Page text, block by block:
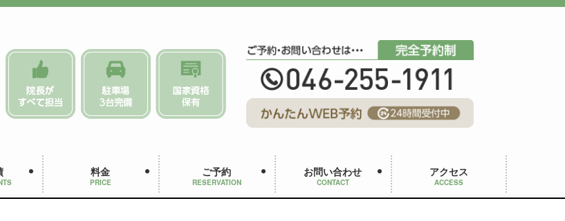
料金
PRICE
ご予約
RESERVATION
お問い合わせ
CONTACT
アクセス
ACCESS